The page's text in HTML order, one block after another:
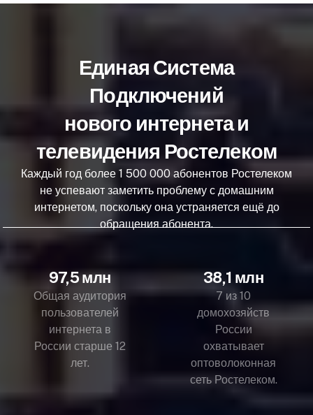
Единая Система
Подключений
нового интернета и
телевидения Ростелеком
Каждый год более 1 500 000 абонентов Ростелеком
не успевают заметить проблему с домашним
интернетом, поскольку она устраняется ещё до
обращения абонента.
97,5 млн
Общая аудитория
пользователей
интернета в
России старше 12
лет.
38,1 млн
7 из 10
домохозяйств
России
охватывает
оптоволоконная
сеть Ростелеком.